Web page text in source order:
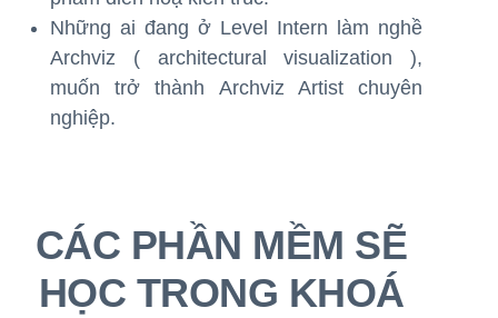
Những ai đang ở Level Intern làm nghề
Archviz ( architectural visualization ),
muốn trở thành Archviz Artist chuyên
nghiệp.
CÁC PHẦN MỀM SẼ
HỌC TRONG KHOÁ